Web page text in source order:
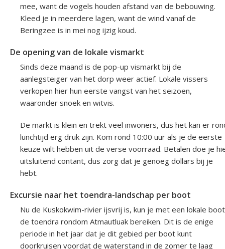
mee, want de vogels houden afstand van de bebouwing.
Kleed je in meerdere lagen, want de wind vanaf de
Beringzee is in mei nog ijzig koud.
De opening van de lokale vismarkt
Sinds deze maand is de pop-up vismarkt bij de
aanlegsteiger van het dorp weer actief. Lokale vissers
verkopen hier hun eerste vangst van het seizoen,
waaronder snoek en witvis.
De markt is klein en trekt veel inwoners, dus het kan er
lunchtijd erg druk zijn. Kom rond 10:00 uur als je de eerste
keuze wilt hebben uit de verse voorraad. Betalen doe je
uitsluitend contant, dus zorg dat je genoeg dollars bij je
hebt.
Excursie naar het toendra-landschap per boot
Nu de Kuskokwim-rivier ijsvrij is, kun je met een lokale boot
de toendra rondom Atmautluak bereiken. Dit is de enige
periode in het jaar dat je dit gebied per boot kunt
doorkruisen voordat de waterstand in de zomer te laag